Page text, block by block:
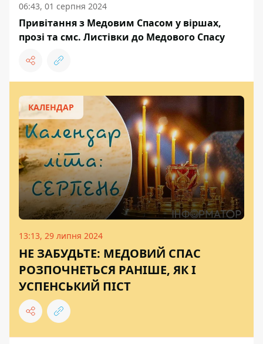
06:43, 01 серпня 2024
Привітання з Медовим Спасом у віршах,
прозі та смс. Листівки до Медового Спасу
КАЛЕНДАР
13:13, 29 липня 2024
НЕ ЗАБУДЬТЕ: МЕДОВИЙ СПАС
РОЗПОЧНЕТЬСЯ РАНІШЕ, ЯК І
УСПЕНСЬКИЙ ПІСТ